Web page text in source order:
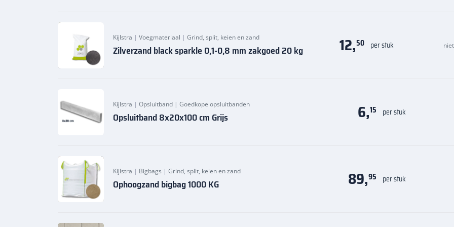
Kijlstra | Voegmateriaal | Grind, split, keien en zand
Zilverzand black sparkle 0,1-0,8 mm zakgoed 20 kg 12,50 per stuk
Kijlstra | Opsluitband | Goedkope opsluitbanden
Opsluitband 8x20x100 cm Grijs 6,15 per stuk
Kijlstra | Bigbags | Grind, split, keien en zand
Ophoogzand bigbag 1000 KG 89,95 per stuk